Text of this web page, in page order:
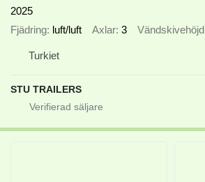
2025
Fjädring luft/luft Axlar 3 Vändskivehöjd
Turkiet
STU TRAILERS